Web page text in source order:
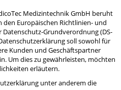
Kontaktspray
Medizintechnik GmbH beruht
Europäischen Richtlinien- und
Grundverordnung (DS-
soll sowohl für
Kunden und Geschäftspartner
Um dies zu gewährleisten, möchten
erläutern.
unter anderem die